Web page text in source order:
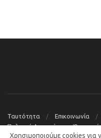
Ταυτότητα
Επικοινωνία
Πολιτική Απορρήτου – Όροι
Χρησιμοποιούμε cookies